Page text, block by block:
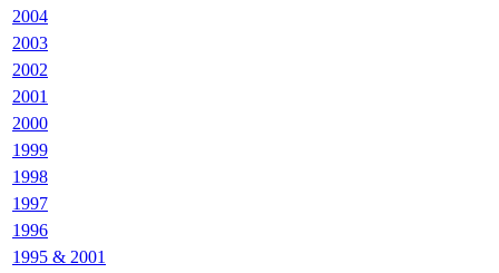
2004
2003
2002
2001
2000
1999
1998
1997
1996
1995 & 2001